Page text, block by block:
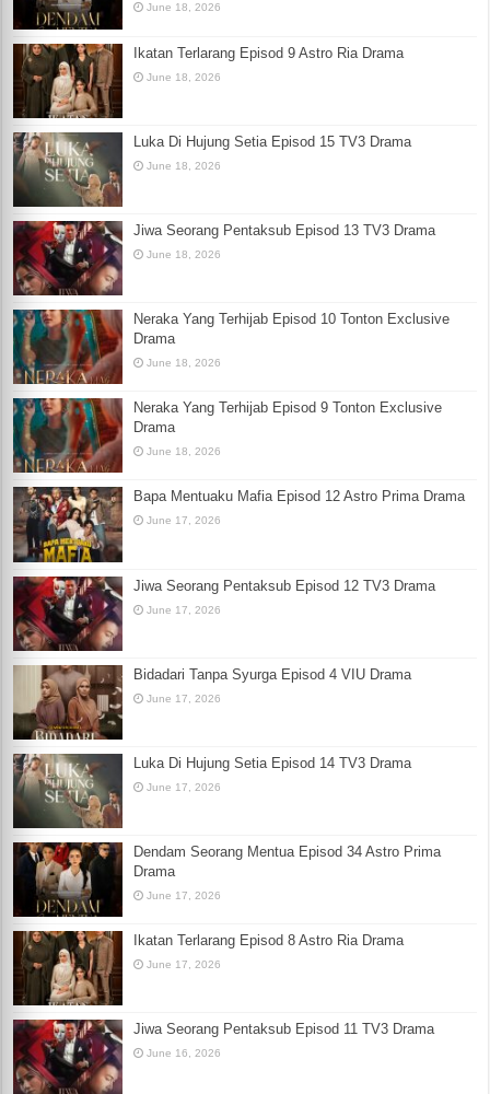
June 18, 2026
Ikatan Terlarang Episod 9 Astro Ria Drama
June 18, 2026
Luka Di Hujung Setia Episod 15 TV3 Drama
June 18, 2026
Jiwa Seorang Pentaksub Episod 13 TV3 Drama
June 18, 2026
Neraka Yang Terhijab Episod 10 Tonton Exclusive
Drama
June 18, 2026
Neraka Yang Terhijab Episod 9 Tonton Exclusive
Drama
June 18, 2026
Bapa Mentuaku Mafia Episod 12 Astro Prima Drama
June 17, 2026
Jiwa Seorang Pentaksub Episod 12 TV3 Drama
June 17, 2026
Bidadari Tanpa Syurga Episod 4 VIU Drama
June 17, 2026
Luka Di Hujung Setia Episod 14 TV3 Drama
June 17, 2026
Dendam Seorang Mentua Episod 34 Astro Prima
Drama
June 17, 2026
Ikatan Terlarang Episod 8 Astro Ria Drama
June 17, 2026
Jiwa Seorang Pentaksub Episod 11 TV3 Drama
June 16, 2026